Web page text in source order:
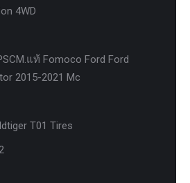
4WD
แท้ Fomoco Ford Ford
2015-2021 Mc
T01 Tires